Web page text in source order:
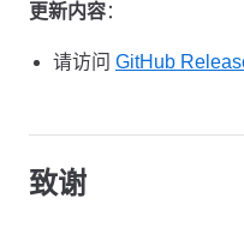
更新内容：
请访问 GitHub
致谢